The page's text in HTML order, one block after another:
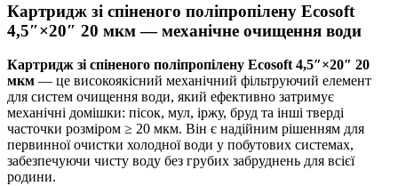
Картридж зі спіненого поліпропілену Ecosoft
4,5″×20″ 20 мкм — механічне очищення води
Картридж зі спіненого поліпропілену Ecosoft 4,5″×20″ 20
мкм — це високоякісний механічний фільтруючий елемент
для систем очищення води, який ефективно затримує
механічні домішки: пісок, мул, іржу, бруд та інші тверді
часточки розміром ≥ 20 мкм. Він є надійним рішенням для
первинної очистки холодної води у побутових системах,
забезпечуючи чисту воду без грубих забруднень для всієї
родини.